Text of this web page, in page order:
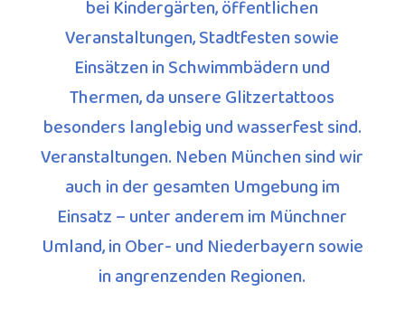
bei Kindergärten, öffentlichen
Veranstaltungen, Stadtfesten sowie
Einsätzen in Schwimmbädern und
Thermen, da unsere Glitzertattoos
besonders langlebig und wasserfest sind.
Veranstaltungen. Neben München sind wir
auch in der gesamten Umgebung im
Einsatz – unter anderem im Münchner
Umland, in Ober- und Niederbayern sowie
in angrenzenden Regionen.